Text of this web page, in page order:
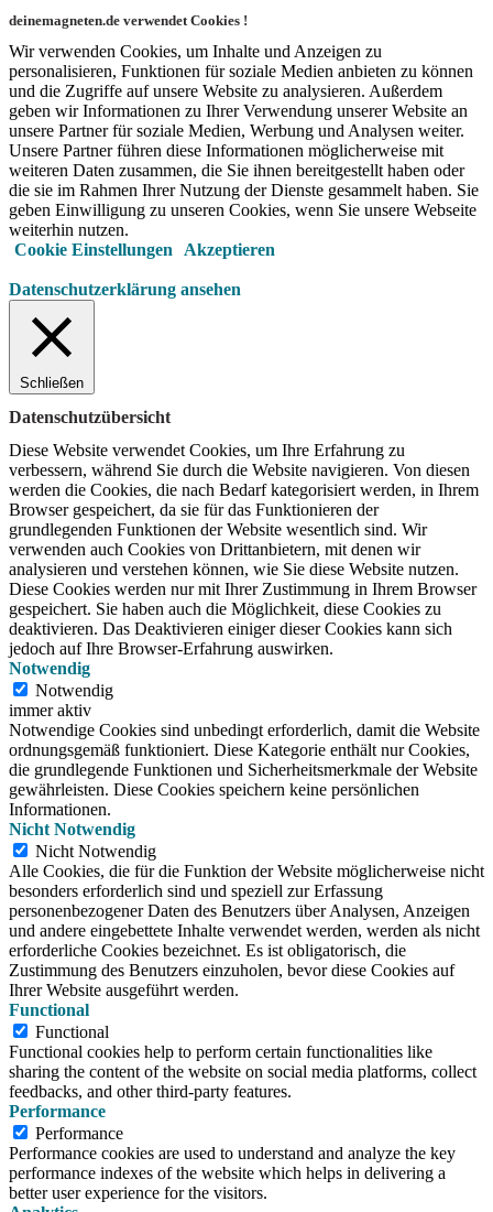
deinemagneten.de verwendet Cookies !
Wir verwenden Cookies, um Inhalte und Anzeigen zu
personalisieren, Funktionen für soziale Medien anbieten zu können
und die Zugriffe auf unsere Website zu analysieren. Außerdem
geben wir Informationen zu Ihrer Verwendung unserer Website an
unsere Partner für soziale Medien, Werbung und Analysen weiter.
Unsere Partner führen diese Informationen möglicherweise mit
weiteren Daten zusammen, die Sie ihnen bereitgestellt haben oder
die sie im Rahmen Ihrer Nutzung der Dienste gesammelt haben. Sie
geben Einwilligung zu unseren Cookies, wenn Sie unsere Webseite
weiterhin nutzen.
Cookie Einstellungen
Akzeptieren
Datenschutzerklärung ansehen
Schließen
Datenschutzübersicht
Diese Website verwendet Cookies, um Ihre Erfahrung zu
verbessern, während Sie durch die Website navigieren. Von diesen
werden die Cookies, die nach Bedarf kategorisiert werden, in Ihrem
Browser gespeichert, da sie für das Funktionieren der
grundlegenden Funktionen der Website wesentlich sind. Wir
verwenden auch Cookies von Drittanbietern, mit denen wir
analysieren und verstehen können, wie Sie diese Website nutzen.
Diese Cookies werden nur mit Ihrer Zustimmung in Ihrem Browser
gespeichert. Sie haben auch die Möglichkeit, diese Cookies zu
deaktivieren. Das Deaktivieren einiger dieser Cookies kann sich
jedoch auf Ihre Browser-Erfahrung auswirken.
Notwendig
Notwendig
immer aktiv
Notwendige Cookies sind unbedingt erforderlich, damit die Website
ordnungsgemäß funktioniert. Diese Kategorie enthält nur Cookies,
die grundlegende Funktionen und Sicherheitsmerkmale der Website
gewährleisten. Diese Cookies speichern keine persönlichen
Informationen.
Nicht Notwendig
Nicht Notwendig
Alle Cookies, die für die Funktion der Website möglicherweise nicht
besonders erforderlich sind und speziell zur Erfassung
personenbezogener Daten des Benutzers über Analysen, Anzeigen
und andere eingebettete Inhalte verwendet werden, werden als nicht
erforderliche Cookies bezeichnet. Es ist obligatorisch, die
Zustimmung des Benutzers einzuholen, bevor diese Cookies auf
Ihrer Website ausgeführt werden.
Functional
Functional
Functional cookies help to perform certain functionalities like
sharing the content of the website on social media platforms, collect
feedbacks, and other third-party features.
Performance
Performance
Performance cookies are used to understand and analyze the key
performance indexes of the website which helps in delivering a
better user experience for the visitors.